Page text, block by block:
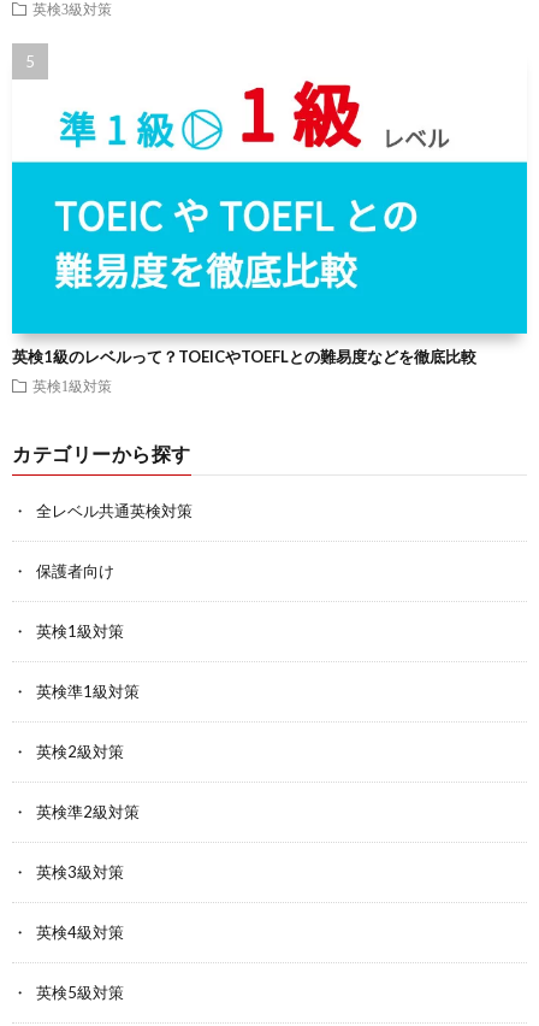
英検3級対策
英検1級のレベルって？TOEICやTOEFLとの難易度などを徹底比較
英検1級対策
カテゴリーから探す
全レベル共通英検対策
保護者向け
英検1級対策
英検準1級対策
英検2級対策
英検準2級対策
英検3級対策
英検4級対策
英検5級対策